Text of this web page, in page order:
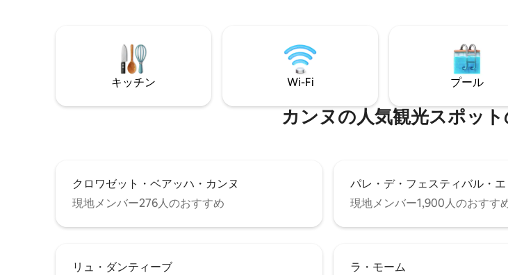
ったキッチン（ネスプレッソ）、コーヒ
鹸、シャンプー 🫧 ホテル並みの水準でプ
ロによる清掃 🔑 24時間365日対応のセル
フチェックイン ✔ ご要望に応じてアーリ
ーチェックインとレイトチェックアウト
キッチン Wi-Fi プール
カンヌの人気観光スポッ
クロワゼット・ベアッハ・カンヌ
現地メンバー276人のおすすめ
パレ・デ・フェスティバル・
現地メンバー1,900人のおすす
リュ・ダンティーブ
ラ・モーム